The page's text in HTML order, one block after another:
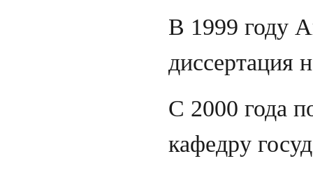
В 1999 году
диссертация
С 2000 года
кафедру